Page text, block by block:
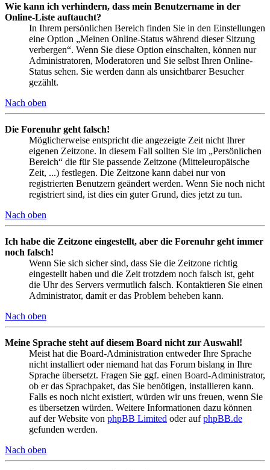
Wie kann ich verhindern, dass mein Benutzername in der
Online-Liste auftaucht?
In Ihrem persönlichen Bereich finden Sie in den Einstellungen
eine Option „Meinen Online-Status während dieser Sitzung
verbergen“. Wenn Sie diese Option einschalten, können nur
Administratoren, Moderatoren und Sie selbst Ihren Online-
Status sehen. Sie werden dann als unsichtbarer Besucher
gezählt.
Nach oben
Die Forenuhr geht falsch!
Möglicherweise entspricht die angezeigte Zeit nicht Ihrer
eigenen Zeitzone. In diesem Fall sollten Sie im „Persönlichen
Bereich“ die für Sie passende Zeitzone (Mitteleuropäische
Zeit, ...) festlegen. Die Zeitzone kann dabei nur von
registrierten Benutzern geändert werden. Wenn Sie noch nicht
registriert sind, ist dies ein guter Grund, dies jetzt zu tun.
Nach oben
Ich habe die Zeitzone eingestellt, aber die Forenuhr geht immer
noch falsch!
Wenn Sie sich sicher sind, dass Sie die Zeitzone richtig
eingestellt haben und die Zeit trotzdem noch falsch ist, geht
die Uhr des Servers vermutlich falsch. Kontaktieren Sie einen
Administrator, damit er das Problem beheben kann.
Nach oben
Meine Sprache steht auf diesem Board nicht zur Auswahl!
Meist hat die Board-Administration entweder Ihre Sprache
nicht installiert oder niemand hat das Forum bislang in Ihre
Sprache übersetzt. Fragen Sie ggf. einen Board-Administrator,
ob er das Sprachpaket, das Sie benötigen, installieren kann.
Falls es noch nicht existiert, würden wir uns freuen, wenn Sie
es übersetzen würden. Weitere Informationen dazu können
auf der Website von phpBB Limited oder aufphpBB.de
gefunden werden.
Nach oben